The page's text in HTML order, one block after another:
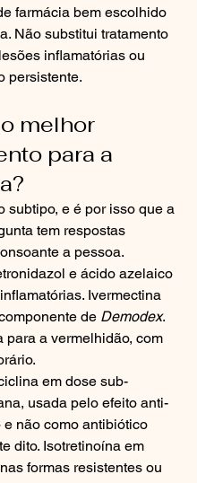
farmácia bem escolhido
Não substitui tratamento
inflamatórias ou
persistente.
melhor
para a
subtipo, e é por isso que a
tem respostas
a pessoa.
e ácido azelaico
Ivermectina
de Demodex.
para a vermelhidão, com
em dose sub-
usada pelo efeito anti-
e não como antibiótico
dito. Isotretinoína em
formas resistentes ou